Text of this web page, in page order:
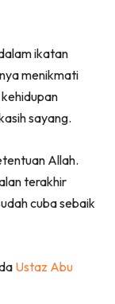
ikatan
menikmati
sayang.
Allah.
terakhir
cuba sebaik
Ustaz Abu